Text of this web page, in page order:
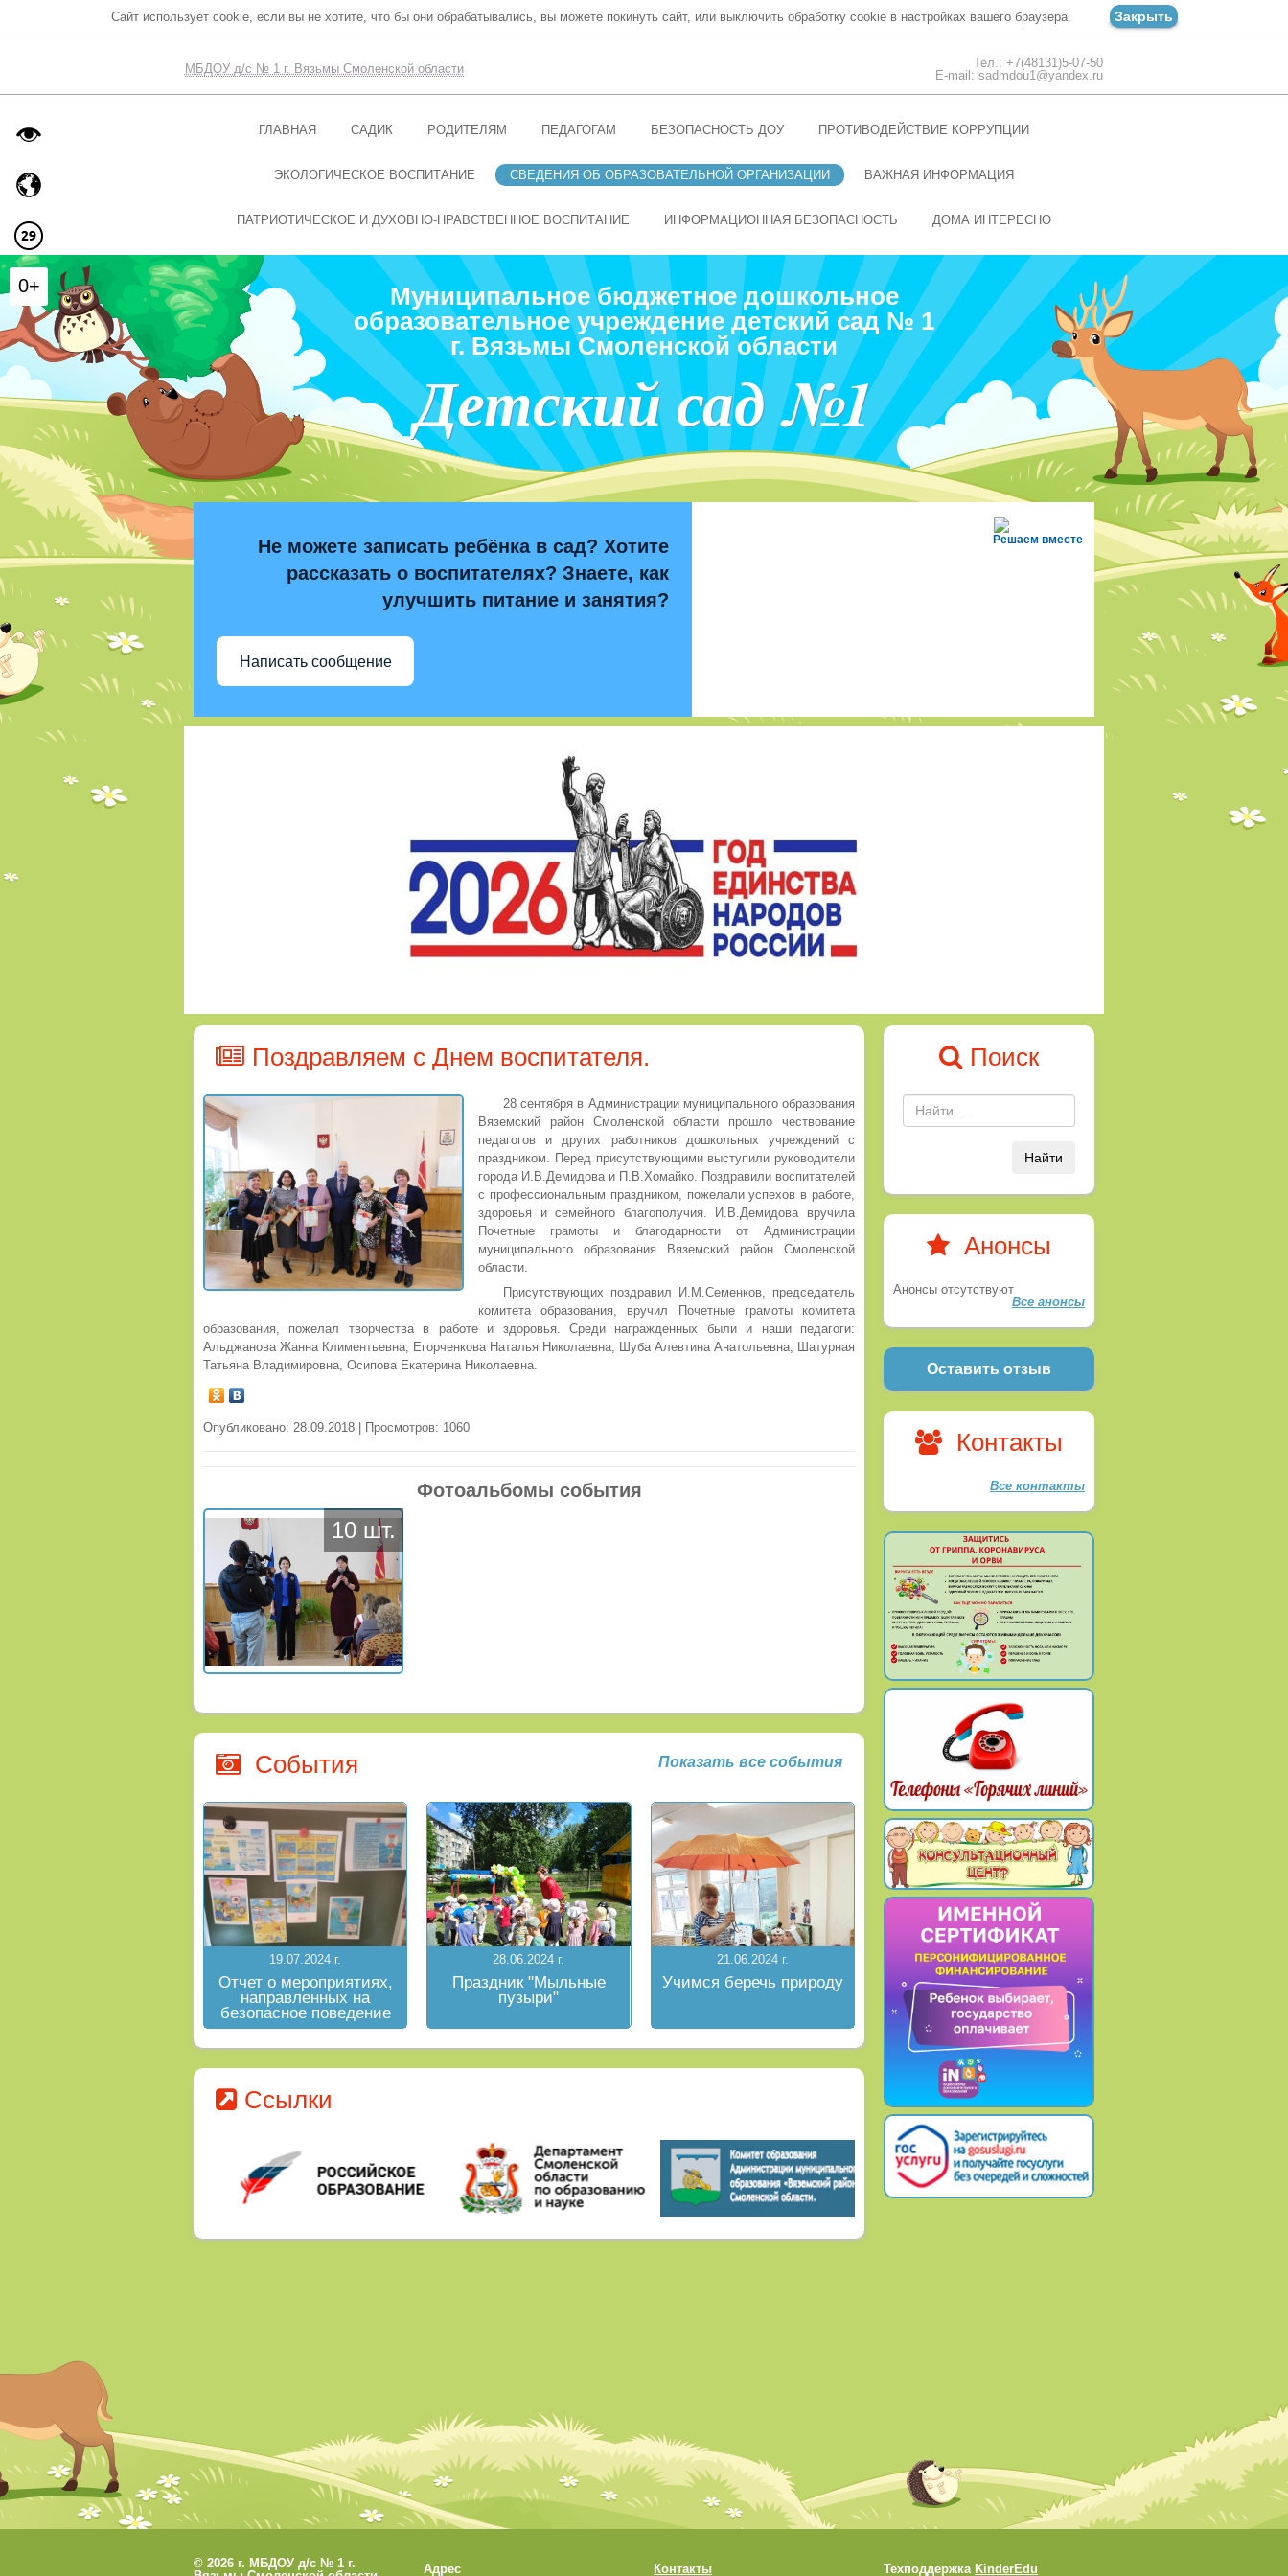
Сайт использует cookie, если вы не хотите, что бы они обрабатывались, вы можете покинуть сайт, или выключить обработку cookie в настройках вашего браузера. Закрыть
МБДОУ д/с № 1 г. Вязьмы Смоленской области
Тел.: +7(48131)5-07-50
E-mail: sadmdou1@yandex.ru
ГЛАВНАЯ САДИК РОДИТЕЛЯМ ПЕДАГОГАМ БЕЗОПАСНОСТЬ ДОУ ПРОТИВОДЕЙСТВИЕ КОРРУПЦИИ
ЭКОЛОГИЧЕСКОЕ ВОСПИТАНИЕ СВЕДЕНИЯ ОБ ОБРАЗОВАТЕЛЬНОЙ ОРГАНИЗАЦИИ ВАЖНАЯ ИНФОРМАЦИЯ
ПАТРИОТИЧЕСКОЕ И ДУХОВНО-НРАВСТВЕННОЕ ВОСПИТАНИЕ ИНФОРМАЦИОННАЯ БЕЗОПАСНОСТЬ ДОМА ИНТЕРЕСНО
Муниципальное бюджетное дошкольное
образовательное учреждение детский сад № 1
г. Вязьмы Смоленской области
Детский сад №1
Решаем вместе
Не можете записать ребёнка в сад? Хотите
рассказать о воспитателях? Знаете, как
улучшить питание и занятия?
Написать сообщение
Поздравляем с Днем воспитателя.
28 сентября в Администрации муниципального образования
Вяземский район Смоленской области прошло чествование
педагогов и других работников дошкольных учреждений с
праздником. Перед присутствующими выступили руководители
города И.В.Демидова и П.В.Хомайко. Поздравили воспитателей
с профессиональным праздником, пожелали успехов в работе,
здоровья и семейного благополучия. И.В.Демидова вручила
Почетные грамоты и благодарности от Администрации
муниципального образования Вяземский район Смоленской
области.
Присутствующих поздравил И.М.Семенков, председатель
комитета образования, вручил Почетные грамоты комитета
образования, пожелал творчества в работе и здоровья. Среди награжденных были и наши педагоги:
Альджанова Жанна Климентьевна, Егорченкова Наталья Николаевна, Шуба Алевтина Анатольевна, Шатурная
Татьяна Владимировна, Осипова Екатерина Николаевна.
Опубликовано: 28.09.2018 | Просмотров: 1060
Фотоальбомы события
10 шт.
События Показать все события
19.07.2024 г.
Отчет о мероприятиях,
направленных на
безопасное поведение
на водных объектах в
летний период
28.06.2024 г.
Праздник "Мыльные
пузыри"
21.06.2024 г.
Учимся беречь природу
Ссылки
Поиск
Найти
Анонсы
Анонсы отсутствуют
Все анонсы
Оставить отзыв
Контакты
Все контакты
© 2026 г. МБДОУ д/с № 1 г.
Адрес Контакты Техподдержка KinderEdu
0+